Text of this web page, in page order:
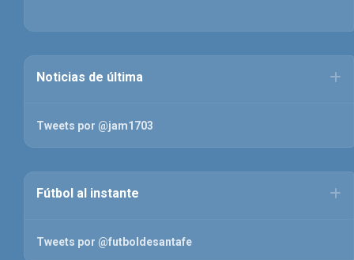
Noticias de última
Tweets por @jam1703
Fútbol al instante
Tweets por @futboldesantafe